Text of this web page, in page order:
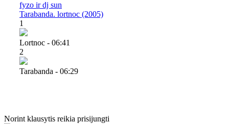
fyzo ir dj sun
Tarabanda. lortnoc (2005)
1
Lortnoc - 06:41
2
Tarabanda - 06:29
Norint klausytis reikia prisijungti